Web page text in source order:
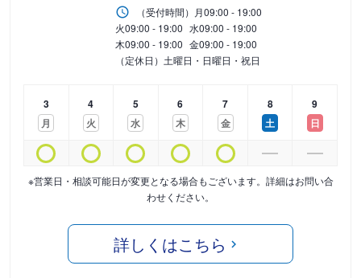
（受付時間） 月09:00 - 19:00
火09:00 - 19:00 水09:00 - 19:00
木09:00 - 19:00 金09:00 - 19:00
（定休日）土曜日・日曜日・祝日
3
月
4
火
5
水
6
木
7
金
8
土
9
日
※営業日・相談可能日が変更となる場合もございます。詳細はお問い合
わせください。
詳しくはこちら